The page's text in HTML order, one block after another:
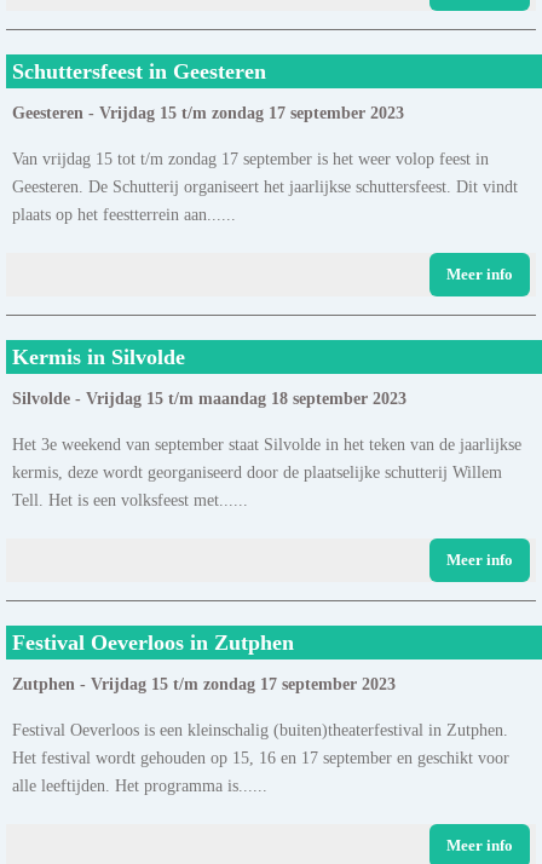
Schuttersfeest in Geesteren
Geesteren - Vrijdag 15 t/m zondag 17 september 2023
Van vrijdag 15 tot t/m zondag 17 september is het weer volop feest in
Geesteren. De Schutterij organiseert het jaarlijkse schuttersfeest. Dit vindt
plaats op het feestterrein aan......
Meer info
Kermis in Silvolde
Silvolde - Vrijdag 15 t/m maandag 18 september 2023
Het 3e weekend van september staat Silvolde in het teken van de jaarlijkse
kermis, deze wordt georganiseerd door de plaatselijke schutterij Willem
Tell. Het is een volksfeest met......
Meer info
Festival Oeverloos in Zutphen
Zutphen - Vrijdag 15 t/m zondag 17 september 2023
Festival Oeverloos is een kleinschalig (buiten)theaterfestival in Zutphen.
Het festival wordt gehouden op 15, 16 en 17 september en geschikt voor
alle leeftijden. Het programma is......
Meer info